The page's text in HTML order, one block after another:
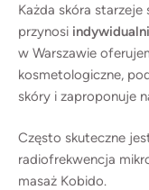
Każda skóra
przynosi
w Warszawie
kosmetologiczne,
skóry i zaproponuje
Często skuteczne
radiofrekwencja
masaż Kobido.